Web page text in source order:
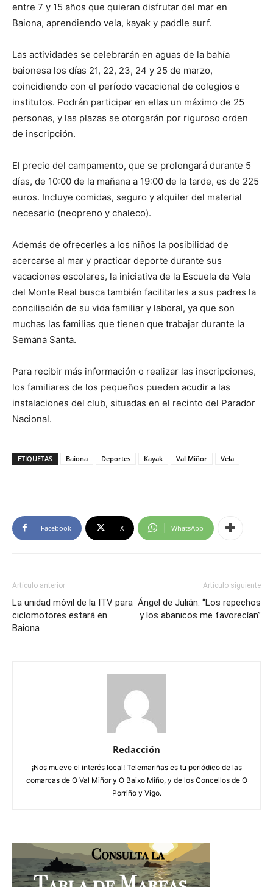
entre 7 y 15 años que quieran disfrutar del mar en
Baiona, aprendiendo vela, kayak y paddle surf.
Las actividades se celebrarán en aguas de la bahía
baionesa los días 21, 22, 23, 24 y 25 de marzo,
coincidiendo con el período vacacional de colegios e
institutos. Podrán participar en ellas un máximo de 25
personas, y las plazas se otorgarán por riguroso orden
de inscripción.
El precio del campamento, que se prolongará durante 5
días, de 10:00 de la mañana a 19:00 de la tarde, es de 225
euros. Incluye comidas, seguro y alquiler del material
necesario (neopreno y chaleco).
Además de ofrecerles a los niños la posibilidad de
acercarse al mar y practicar deporte durante sus
vacaciones escolares, la iniciativa de la Escuela de Vela
del Monte Real busca también facilitarles a sus padres la
conciliación de su vida familiar y laboral, ya que son
muchas las familias que tienen que trabajar durante la
Semana Santa.
Para recibir más información o realizar las inscripciones,
los familiares de los pequeños pueden acudir a las
instalaciones del club, situadas en el recinto del Parador
Nacional.
ETIQUETAS Baiona Deportes Kayak Val Miñor Vela
Facebook X WhatsApp
Artículo anterior
La unidad móvil de la ITV para
ciclomotores estará en
Baiona
Artículo siguiente
Ángel de Julián: “Los repechos
y los abanicos me favorecían”
Redacción
¡Nos mueve el interés local! Telemariñas es tu periódico de las
comarcas de O Val Miñor y O Baixo Miño, y de los Concellos de O
Porriño y Vigo.